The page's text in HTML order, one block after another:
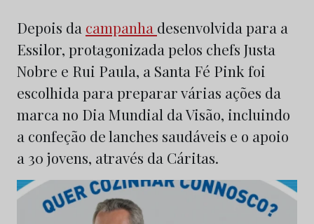
Depois da campanha desenvolvida para a
Essilor, protagonizada pelos chefs Justa
Nobre e Rui Paula, a Santa Fé Pink foi
escolhida para preparar várias ações da
marca no Dia Mundial da Visão, incluindo
a confeção de lanches saudáveis e o apoio
a 30 jovens, através da Cáritas.